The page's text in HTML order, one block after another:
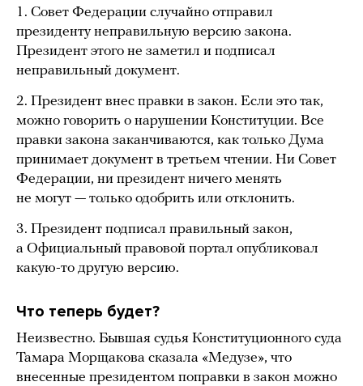
1. Совет Федерации случайно отправил
президенту неправильную версию закона.
Президент этого не заметил и подписал
неправильный документ.
2. Президент внес правки в закон. Если это так,
можно говорить о нарушении Конституции. Все
правки закона заканчиваются, как только Дума
принимает документ в третьем чтении. Ни Совет
Федерации, ни президент ничего менять
не могут — только одобрить или отклонить.
3. Президент подписал правильный закон,
а Официальный правовой портал опубликовал
какую-то другую версию.
Что теперь будет?
Неизвестно. Бывшая судья Конституционного суда
Тамара Морщакова сказала «Медузе», что
внесенные президентом поправки в закон можно